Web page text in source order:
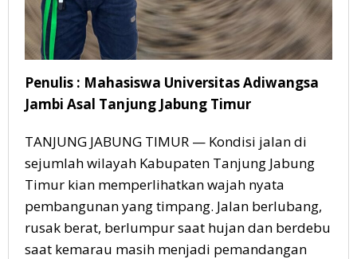
Penulis : Mahasiswa Universitas Adiwangsa
Jambi Asal Tanjung Jabung Timur
TANJUNG JABUNG TIMUR — Kondisi jalan di
sejumlah wilayah Kabupaten Tanjung Jabung
Timur kian memperlihatkan wajah nyata
pembangunan yang timpang. Jalan berlubang,
rusak berat, berlumpur saat hujan dan berdebu
saat kemarau masih menjadi pemandangan